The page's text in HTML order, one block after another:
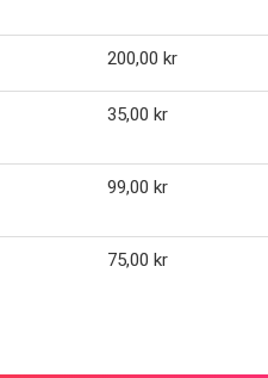
200,00 kr
35,00 kr
99,00 kr
75,00 kr